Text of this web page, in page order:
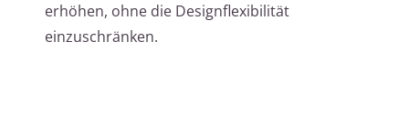
erhöhen, ohne die Designflexibilität
einzuschränken.